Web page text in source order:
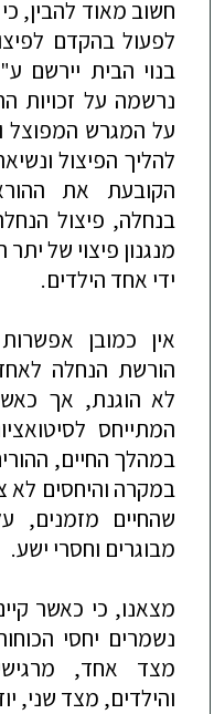
חשוב מאוד להבין,
לפעולבהקדם
בנוי הבית יירשם
נרשמה על זכויות
על המגרש המפוצל
להליך הפיצול
הקובעת את
בנחלה, פיצול
מנגנון פיצוי של
ידי אחד הילדים.
אין כמובן
הורשת הנחלה
לא הוגנת, אך
המתייחס לסיטוא
במהלך החיים,
במקרה והיחסים לא
שהחיים
מבוגרים וחסרי ישע.
מצאנו, כי כאשר
נשמרים יחסי
מצד אחד,
והילדים, מצד שני,